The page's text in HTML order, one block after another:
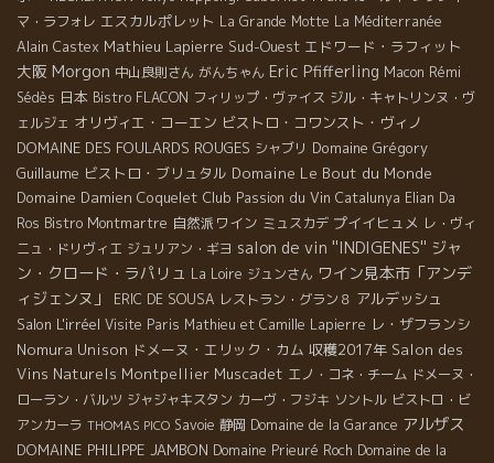
マ・ラフォレ エスカルポレット La Grande Motte La Méditerranée
Alain Castex Mathieu Lapierre Sud-Ouest エドワード・ラフィット
大阪 Morgon 中山良則さん がんちゃん Eric Pfifferling Macon Rémi
Sédès 日本 Bistro FLACON フィリップ・ヴァイス ジル・キャトリンヌ・ヴ
ェルジェ オリヴィエ・コーエン ビストロ・コワンスト・ヴィノ
DOMAINE DES FOULARDS ROUGES シャブリ Domaine Grégory
Guillaume ビストロ・ブリュタル Domaine Le Bout du Monde
Domaine Damien Coquelet Club Passion du Vin Catalunya Elian Da
Ros Bistro Montmartre 自然派ワイン ミュスカデ プイイヒュメ レ・ヴィ
ニュ・ドリヴィエ ジュリアン・ギヨ salon de vin ''INDIGENES'' ジャ
ン・クロード・ラパリュ La Loire ジュンさん ワイン見本市「アンデ
ィジェンヌ」
ERIC DE SOUSA レストラン・グラン８ アルデッシュ
Salon L'irréel Visite Paris Mathieu et Camille Lapierre レ・ザフランシ
Nomura Unison ドメーヌ・エリック・カム 収穫2017年 Salon des
Vins Naturels Montpellier Muscadet エノ・コネ・チーム ドメーヌ・
ローラン・バルツ ジャジャキスタン カーヴ・フジキ ソントル ビストロ・ビ
アンカーラ THOMAS PICO Savoie 静岡 Domaine de la Garance アルザス
DOMAINE PHILIPPE JAMBON Domaine Prieuré Roch Domaine de la